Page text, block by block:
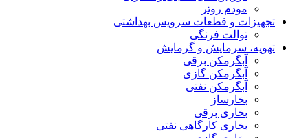
مودم روتر
تجهیزات و قطعات سرویس بهداشتی
توالت فرنگی
تهویه، سرمایش و گرمایش
آبگرمکن برقی
آبگرمکن گازی
آبگرمکن نفتی
بخارساز
بخاری برقی
بخاری کارگاهی نفتی